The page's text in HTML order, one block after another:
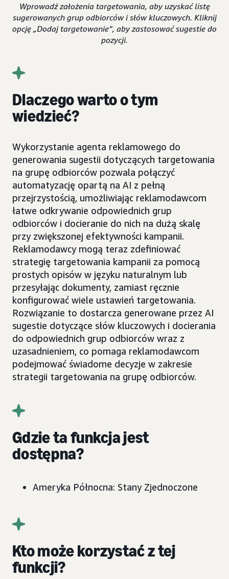
Wprowadź założenia targetowania, aby uzyskać listę
sugerowanych grup odbiorców i słów kluczowych. Kliknij
opcję „Dodaj targetowanie”, aby zastosować sugestie do
pozycji.
Dlaczego warto o tym
wiedzieć?
Wykorzystanie agenta reklamowego do
generowania sugestii dotyczących targetowania
na grupę odbiorców pozwala połączyć
automatyzację opartą na AI z pełną
przejrzystością, umożliwiając reklamodawcom
łatwe odkrywanie odpowiednich grup
odbiorców i docieranie do nich na dużą skalę
przy zwiększonej efektywności kampanii.
Reklamodawcy mogą teraz zdefiniować
strategię targetowania kampanii za pomocą
prostych opisów w języku naturalnym lub
przesyłając dokumenty, zamiast ręcznie
konfigurować wiele ustawień targetowania.
Rozwiązanie to dostarcza generowane przez AI
sugestie dotyczące słów kluczowych i docierania
do odpowiednich grup odbiorców wraz z
uzasadnieniem, co pomaga reklamodawcom
podejmować świadome decyzje w zakresie
strategii targetowania na grupę odbiorców.
Gdzie ta funkcja jest
dostępna?
Ameryka Północna: Stany Zjednoczone
Kto może korzystać z tej
funkcji?